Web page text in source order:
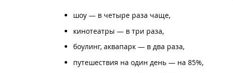
шоу — в четыре раза чаще,
кинотеатры — в три раза,
боулинг, аквапарк — в два раза,
путешествия на один день — на 85%,